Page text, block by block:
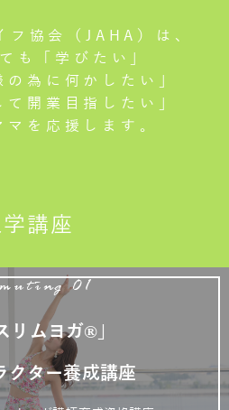
フ協会（JAHA）は、
も「学びたい」
の為に何かしたい」
て開業目指したい」
マを応援します。
講座
01
リムヨガ®」
クター養成講座